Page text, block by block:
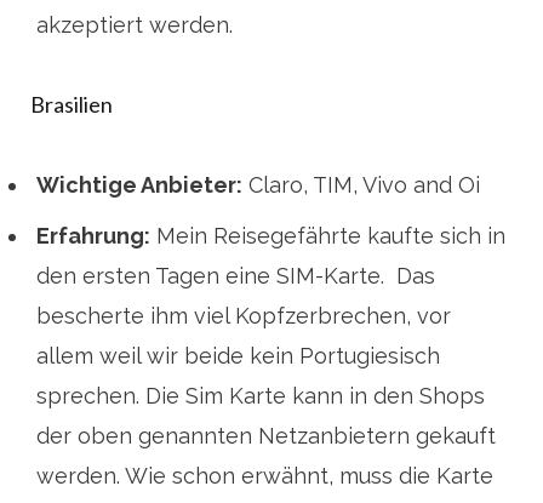
akzeptiert werden.
Brasilien
Wichtige Anbieter: Claro, TIM, Vivo and Oi
Erfahrung: Mein Reisegefährte kaufte sich in
den ersten Tagen eine SIM-Karte. Das
bescherte ihm viel Kopfzerbrechen, vor
allem weil wir beide kein Portugiesisch
sprechen. Die Sim Karte kann in den Shops
der oben genannten Netzanbietern gekauft
werden. Wie schon erwähnt, muss die Karte